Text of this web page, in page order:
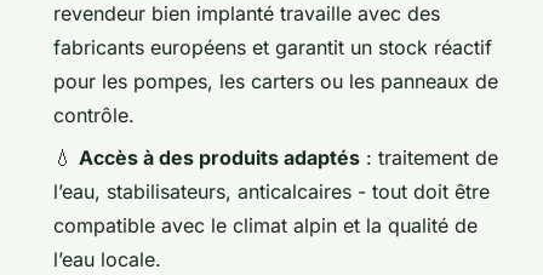
revendeur bien implanté travaille avec des
fabricants européens et garantit un stock réactif
pour les pompes, les carters ou les panneaux de
contrôle.
💧 Accès à des produits adaptés : traitement de
l’eau, stabilisateurs, anticalcaires - tout doit être
compatible avec le climat alpin et la qualité de
l’eau locale.